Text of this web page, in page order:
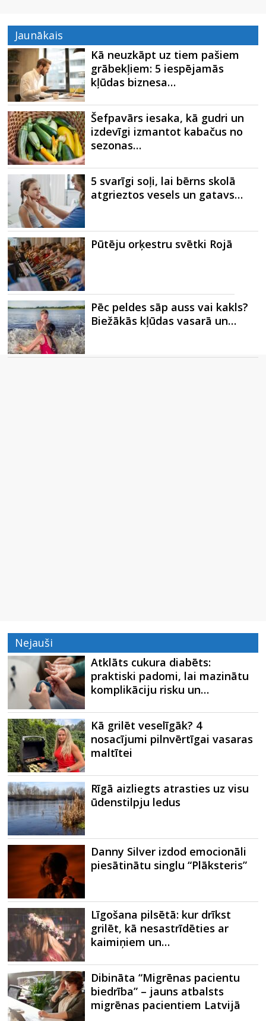
Jaunākais
Kā neuzkāpt uz tiem pašiem
grābekļiem: 5 iespējamās
kļūdas biznesa…
Šefpavārs iesaka, kā gudri un
izdevīgi izmantot kabačus no
sezonas…
5 svarīgi soļi, lai bērns skolā
atgrieztos vesels un gatavs…
Pūtēju orķestru svētki Rojā
Pēc peldes sāp auss vai kakls?
Biežākās kļūdas vasarā un…
Nejauši
Atklāts cukura diabēts:
praktiski padomi, lai mazinātu
komplikāciju risku un…
Kā grilēt veselīgāk? 4
nosacījumi pilnvērtīgai vasaras
maltītei
Rīgā aizliegts atrasties uz visu
ūdenstilpju ledus
Danny Silver izdod emocionāli
piesātinātu singlu “Plāksteris”
Līgošana pilsētā: kur drīkst
grilēt, kā nesastrīdēties ar
kaimiņiem un…
Dibināta “Migrēnas pacientu
biedrība” – jauns atbalsts
migrēnas pacientiem Latvijā